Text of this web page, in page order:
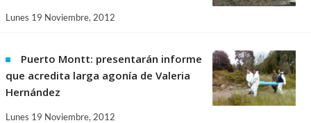
Lunes 19 Noviembre, 2012
Puerto Montt: presentarán informe
que acredita larga agonía de Valeria
Hernández
Lunes 19 Noviembre, 2012